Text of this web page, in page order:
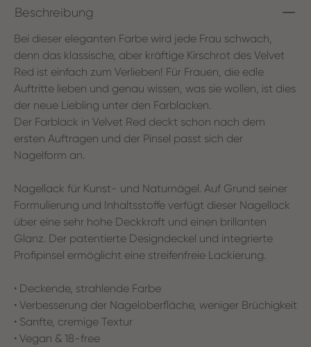
Beschreibung
Bei dieser eleganten Farbe wird jede Frau schwach,
denn das klassische, aber kräftige Kirschrot des Velvet
Red ist einfach zum Verlieben! Für Frauen, die edle
Auftritte lieben und genau wissen, was sie wollen, ist dies
der neue Liebling unter den Farblacken.
Der Farblack in Velvet Red deckt schon nach dem
ersten Auftragen und der Pinsel passt sich der
Nagelform an.
Nagellack für Kunst- und Naturnägel. Auf Grund seiner
Formulierung und Inhaltsstoffe verfügt dieser Nagellack
über eine sehr hohe Deckkraft und einen brillanten
Glanz. Der patentierte Designdeckel und integrierte
Profipinsel ermöglicht eine streifenfreie Lackierung.
• Deckende, strahlende Farbe
• Verbesserung der Nageloberfläche, weniger Brüchigkeit
• Sanfte, cremige Textur
• Vegan & 18-free